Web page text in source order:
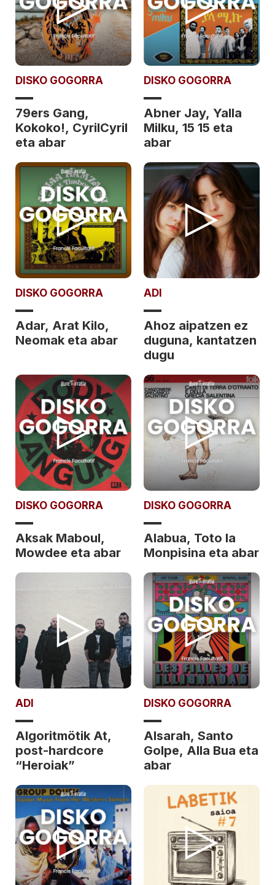
DISKO GOGORRA
79ers Gang,
Kokoko!, CyrilCyril
eta abar
DISKO GOGORRA
Abner Jay, Yalla
Milku, 15 15 eta
abar
DISKO GOGORRA
Adar, Arat Kilo,
Neomak eta abar
ADI
Ahoz aipatzen ez
duguna, kantatzen
dugu
DISKO GOGORRA
Aksak Maboul,
Mowdee eta abar
DISKO GOGORRA
Alabua, Toto la
Monpisina eta abar
ADI
Algoritmötik At,
post-hardcore
“Heroiak”
DISKO GOGORRA
Alsarah, Santo
Golpe, Alla Bua eta
abar